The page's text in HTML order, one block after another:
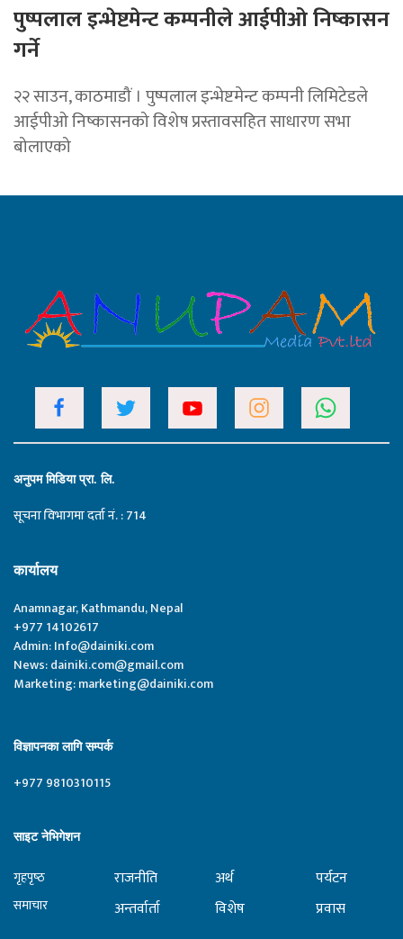
पुष्पलाल इन्भेष्टमेन्ट कम्पनीले आईपीओ निष्कासन
गर्ने
२२ साउन, काठमाडौं । पुष्पलाल इन्भेष्टमेन्ट कम्पनी लिमिटेडले
आईपीओ निष्कासनको विशेष प्रस्तावसहित साधारण सभा
बोलाएको
अनुपम मिडिया प्रा. लि.
सूचना विभागमा दर्ता नं. : 714
कार्यालय
Anamnagar, Kathmandu, Nepal
+977 14102617
Admin:Info@dainiki.com
News:dainiki.com@gmail.com
Marketing:marketing@dainiki.com
विज्ञापनका लागि सम्पर्क
+977 9810310115
साइट नेभिगेशन
गृहपृष्‍ठ
समाचार
राजनीति
अन्तर्वार्ता
अर्थ
विशेष
पर्यटन
प्रवास